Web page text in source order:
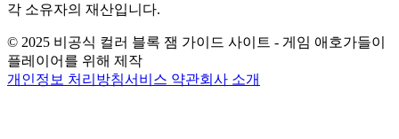
각 소유자의 재산입니다.
© 2025 비공식 컬러 블록 잼 가이드 사이트 - 게임 애호가들이
플레이어를 위해 제작
개인정보 처리방침서비스 약관회사 소개